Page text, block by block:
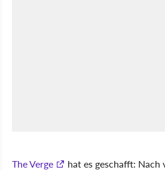
The Verge
hat es geschafft: